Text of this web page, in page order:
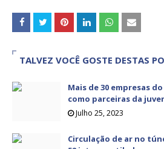
TALVEZ VOCÊ GOSTE DESTAS
Mais de 30 empresas
como parceiras da
Julho 25, 2023
Circulação de ar no